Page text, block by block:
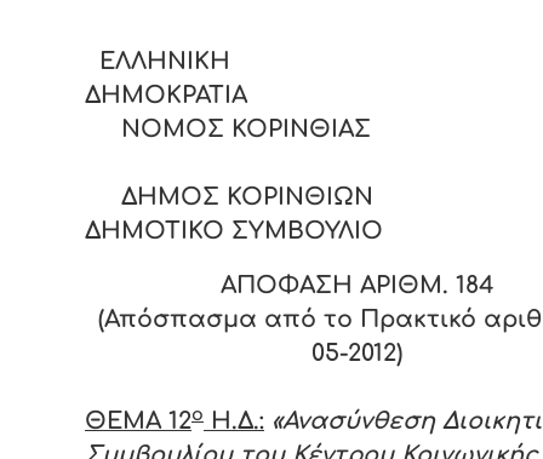
ΕΛΛΗΝΙΚΗ
ΝΟΜΟΣ ΚΟΡΙΝΘΙΑΣ
ΔΗΜΟΣ ΚΟΡΙΝΘΙΩΝ
ΔΗΜΟΤΙΚΟ ΣΥΜΒΟΥΛΙΟ
ΑΠΟΦΑΣΗ ΑΡΙΘΜ. 184
(Απόσπασμα από το Πρακτικό
05-2012)
ΘΕΜΑ 12ο Η.Δ.: «Ανασύνθεση